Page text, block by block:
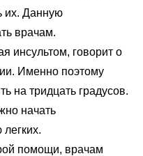
их. Данную
врачам.
инсультом, говорит о
Именно поэтому
на тридцать градусов.
начать
помощи, врачам